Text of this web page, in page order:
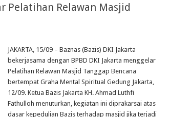
Pelatihan Relawan Masjid
JAKARTA, 15/09 – Baznas (Bazis) DKI Jakarta
bekerjasama dengan BPBD DKI Jakarta menggelar
Pelatihan Relawan Masjid Tanggap Bencana
bertempat Graha Mental Spiritual Gedung Jakarta,
12/09. Ketua Bazis Jakarta KH. Ahmad Luthfi
Fathulloh menuturkan, kegiatan ini diprakarsai atas
dasar kepedulian Bazis terhadap masjid jika terjadi